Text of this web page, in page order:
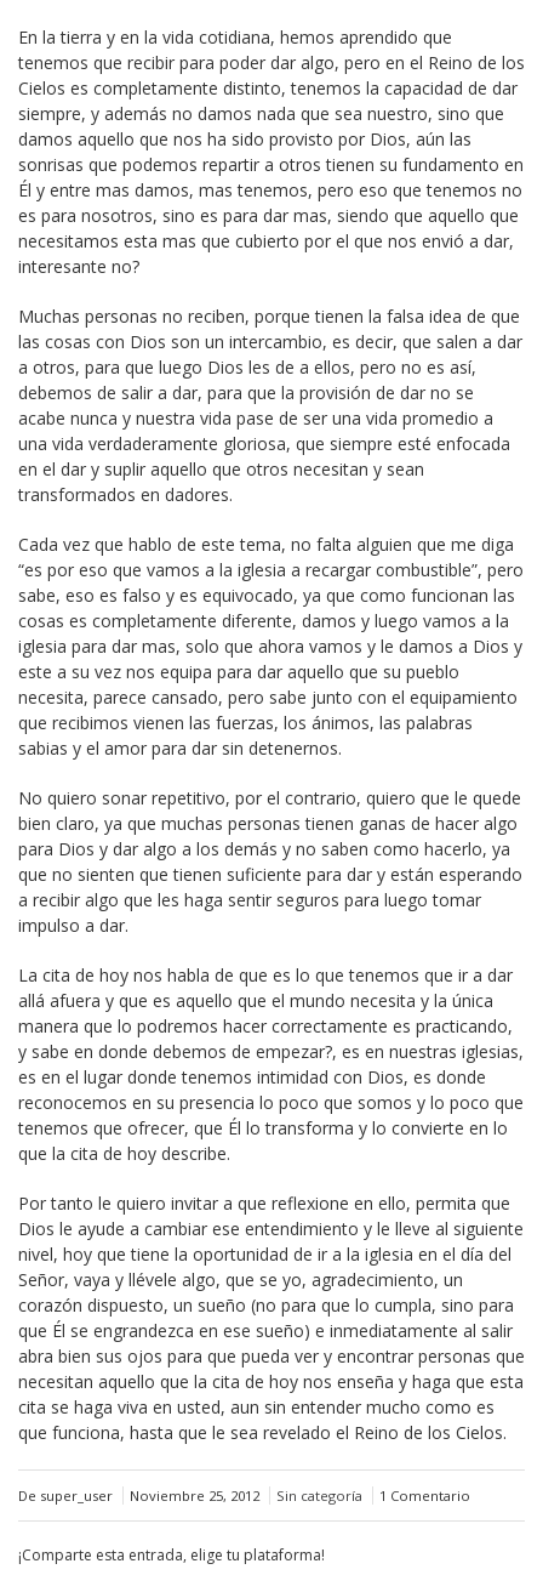
En la tierra y en la vida cotidiana, hemos aprendido que
tenemos que recibir para poder dar algo, pero en el Reino de los
Cielos es completamente distinto, tenemos la capacidad de dar
siempre, y además no damos nada que sea nuestro, sino que
damos aquello que nos ha sido provisto por Dios, aún las
sonrisas que podemos repartir a otros tienen su fundamento en
Él y entre mas damos, mas tenemos, pero eso que tenemos no
es para nosotros, sino es para dar mas, siendo que aquello que
necesitamos esta mas que cubierto por el que nos envió a dar,
interesante no?
Muchas personas no reciben, porque tienen la falsa idea de que
las cosas con Dios son un intercambio, es decir, que salen a dar
a otros, para que luego Dios les de a ellos, pero no es así,
debemos de salir a dar, para que la provisión de dar no se
acabe nunca y nuestra vida pase de ser una vida promedio a
una vida verdaderamente gloriosa, que siempre esté enfocada
en el dar y suplir aquello que otros necesitan y sean
transformados en dadores.
Cada vez que hablo de este tema, no falta alguien que me diga
“es por eso que vamos a la iglesia a recargar combustible”, pero
sabe, eso es falso y es equivocado, ya que como funcionan las
cosas es completamente diferente, damos y luego vamos a la
iglesia para dar mas, solo que ahora vamos y le damos a Dios y
este a su vez nos equipa para dar aquello que su pueblo
necesita, parece cansado, pero sabe junto con el equipamiento
que recibimos vienen las fuerzas, los ánimos, las palabras
sabias y el amor para dar sin detenernos.
No quiero sonar repetitivo, por el contrario, quiero que le quede
bien claro, ya que muchas personas tienen ganas de hacer algo
para Dios y dar algo a los demás y no saben como hacerlo, ya
que no sienten que tienen suficiente para dar y están esperando
a recibir algo que les haga sentir seguros para luego tomar
impulso a dar.
La cita de hoy nos habla de que es lo que tenemos que ir a dar
allá afuera y que es aquello que el mundo necesita y la única
manera que lo podremos hacer correctamente es practicando,
y sabe en donde debemos de empezar?, es en nuestras iglesias,
es en el lugar donde tenemos intimidad con Dios, es donde
reconocemos en su presencia lo poco que somos y lo poco que
tenemos que ofrecer, que Él lo transforma y lo convierte en lo
que la cita de hoy describe.
Por tanto le quiero invitar a que reflexione en ello, permita que
Dios le ayude a cambiar ese entendimiento y le lleve al siguiente
nivel, hoy que tiene la oportunidad de ir a la iglesia en el día del
Señor, vaya y llévele algo, que se yo, agradecimiento, un
corazón dispuesto, un sueño (no para que lo cumpla, sino para
que Él se engrandezca en ese sueño) e inmediatamente al salir
abra bien sus ojos para que pueda ver y encontrar personas que
necesitan aquello que la cita de hoy nos enseña y haga que esta
cita se haga viva en usted, aun sin entender mucho como es
que funciona, hasta que le sea revelado el Reino de los Cielos.
De super_user Noviembre 25, 2012 Sin categoría 1 Comentario
¡Comparte esta entrada, elige tu plataforma!